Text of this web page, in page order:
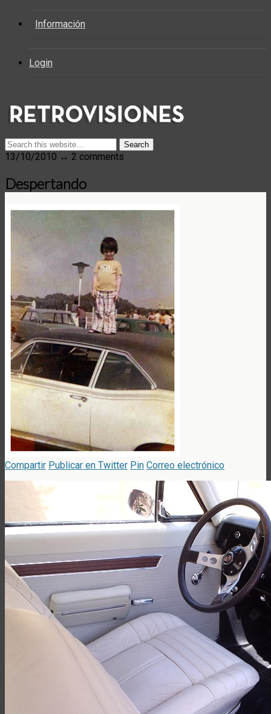
Información
Login
13/10/2010 ↔ 2 comments
Despertando
Compartir Publicar en Twitter Pin Correo electrónico